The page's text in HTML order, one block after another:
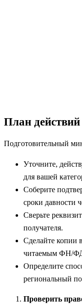
План
Подготовительный
Уточните,
для вашей
Соберите
сроки давности
Сверьте
получателя.
Сделайте копии
читаемым ФН/
Определите
региональный
Проверить